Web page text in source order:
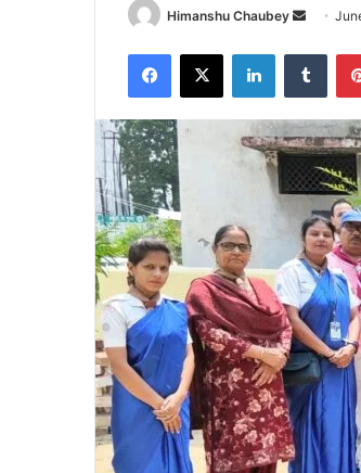
Himanshu Chaubey